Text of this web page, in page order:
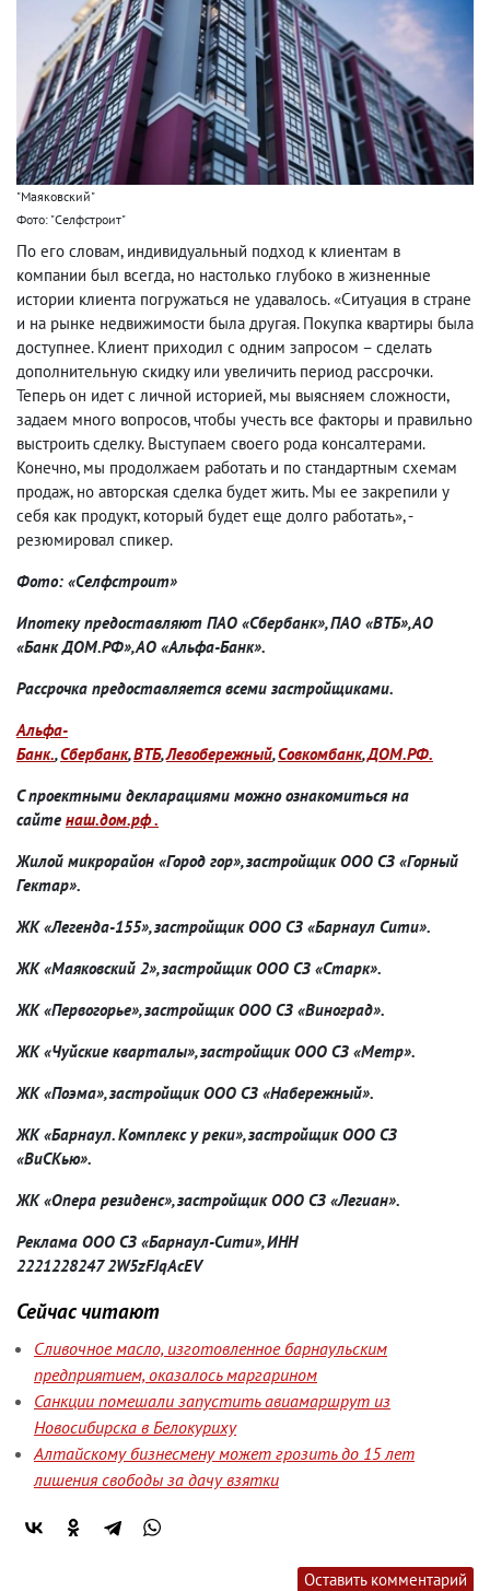
"Маяковский"
Фото: "Селфстроит"
По его словам, индивидуальный подход к клиентам в
компании был всегда, но настолько глубоко в жизненные
истории клиента погружаться не удавалось. «Ситуация в стране
и на рынке недвижимости была другая. Покупка квартиры была
доступнее. Клиент приходил с одним запросом – сделать
дополнительную скидку или увеличить период рассрочки.
Теперь он идет с личной историей, мы выясняем сложности,
задаем много вопросов, чтобы учесть все факторы и правильно
выстроить сделку. Выступаем своего рода консалтерами.
Конечно, мы продолжаем работать и по стандартным схемам
продаж, но авторская сделка будет жить. Мы ее закрепили у
себя как продукт, который будет еще долго работать», -
резюмировал спикер.
Фото: «Селфстроит»
Ипотеку предоставляют ПАО «Сбербанк», ПАО «ВТБ», АО
«Банк ДОМ.РФ», АО «Альфа-Банк».
Рассрочка предоставляется всеми застройщиками.
Альфа-
Банк.,Сбербанк,ВТБ,Левобережный,Совкомбанк,ДОМ.РФ.
С проектными декларациями можно ознакомиться на
сайте наш.дом.рф .
Жилой микрорайон «Город гор», застройщик ООО СЗ «Горный
Гектар».
ЖК «Легенда-155», застройщик ООО СЗ «Барнаул Сити».
ЖК «Маяковский 2», застройщик ООО СЗ «Старк».
ЖК «Первогорье», застройщик ООО СЗ «Виноград».
ЖК «Чуйские кварталы», застройщик ООО СЗ «Метр».
ЖК «Поэма», застройщик ООО СЗ «Набережный».
ЖК «Барнаул. Комплекс у реки», застройщик ООО СЗ
«ВиСКью».
ЖК «Опера резиденс», застройщик ООО СЗ «Легиан».
Реклама ООО СЗ «Барнаул-Сити», ИНН
2221228247 2W5zFJqAcEV
Сейчас читают
Сливочное масло, изготовленное барнаульским
предприятием, оказалось маргарином
Санкции помешали запустить авиамаршрут из
Новосибирска в Белокуриху
Алтайскому бизнесмену может грозить до 15 лет
лишения свободы за дачу взятки
Оставить комментарий